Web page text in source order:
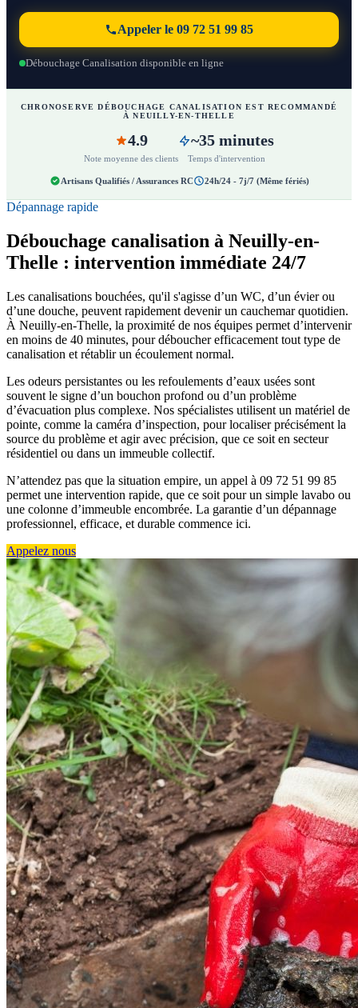
Appeler le 09 72 51 99 85
Débouchage Canalisation disponible en ligne
CHRONOSERVE DÉBOUCHAGE CANALISATION EST RECOMMANDÉ
À NEUILLY-EN-THELLE
4.9
Note moyenne des clients
~35 minutes
Temps d'intervention
Artisans Qualifiés / Assurances RC 24h/24 - 7j/7 (Même fériés)
Dépannage rapide
Débouchage canalisation à Neuilly-en-
Thelle : intervention immédiate 24/7
Les canalisations bouchées, qu'il s'agisse d’un WC, d’un évier ou
d’une douche, peuvent rapidement devenir un cauchemar quotidien.
À Neuilly-en-Thelle, la proximité de nos équipes permet d’intervenir
en moins de 40 minutes, pour déboucher efficacement tout type de
canalisation et rétablir un écoulement normal.
Les odeurs persistantes ou les refoulements d’eaux usées sont
souvent le signe d’un bouchon profond ou d’un problème
d’évacuation plus complexe. Nos spécialistes utilisent un matériel de
pointe, comme la caméra d’inspection, pour localiser précisément la
source du problème et agir avec précision, que ce soit en secteur
résidentiel ou dans un immeuble collectif.
N’attendez pas que la situation empire, un appel à 09 72 51 99 85
permet une intervention rapide, que ce soit pour un simple lavabo ou
une colonne d’immeuble encombrée. La garantie d’un dépannage
professionnel, efficace, et durable commence ici.
Appelez nous